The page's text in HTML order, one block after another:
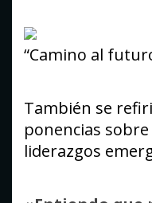
“Camino al
También se
ponencias
liderazgos